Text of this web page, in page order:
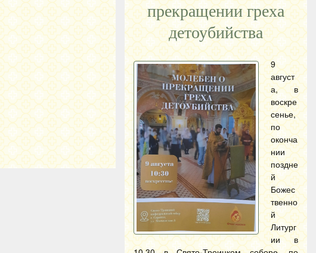
прекращении греха
детоубийства
9
август
а, в
воскре
сенье,
по
оконча
нии
поздне
й
Божес
твенно
й
Литург
ии в